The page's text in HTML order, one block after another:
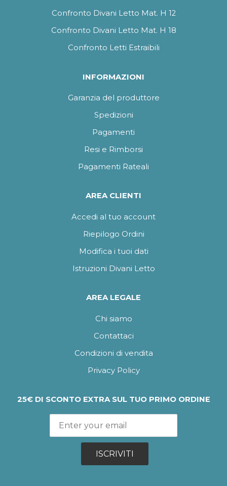
Confronto Divani Letto Mat. H 12
Confronto Divani Letto Mat. H 18
Confronto Letti Estraibili
INFORMAZIONI
Garanzia del produttore
Spedizioni
Pagamenti
Resi e Rimborsi
Pagamenti Rateali
AREA CLIENTI
Accedi al tuo account
Riepilogo Ordini
Modifica i tuoi dati
Istruzioni Divani Letto
AREA LEGALE
Chi siamo
Contattaci
Condizioni di vendita
Privacy Policy
25€ DI SCONTO EXTRA SUL TUO PRIMO ORDINE
ISCRIVITI